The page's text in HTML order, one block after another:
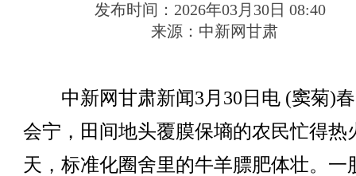
发布时间： 2026年03月30日 08:40
来源： 中新网甘肃
中新网甘肃新闻3月30日电 (窦菊)
会宁，田间地头覆膜保墒的农民忙得热
天，标准化圈舍里的牛羊膘肥体壮。一